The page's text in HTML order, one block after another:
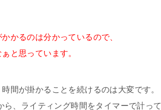
かるのは分かっているので、
と思っています。
間が掛かることを続けるのは大変です。
、ライティング時間をタイマーで計って